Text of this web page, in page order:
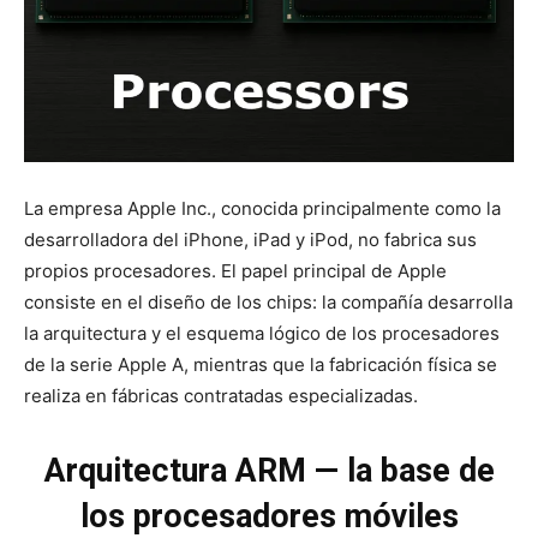
La empresa Apple Inc., conocida principalmente como la
desarrolladora del iPhone, iPad y iPod, no fabrica sus
propios procesadores. El papel principal de Apple
consiste en el diseño de los chips: la compañía desarrolla
la arquitectura y el esquema lógico de los procesadores
de la serie Apple A, mientras que la fabricación física se
realiza en fábricas contratadas especializadas.
Arquitectura ARM — la base de
los procesadores móviles